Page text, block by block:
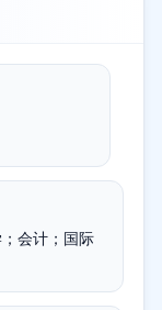
会计；国际